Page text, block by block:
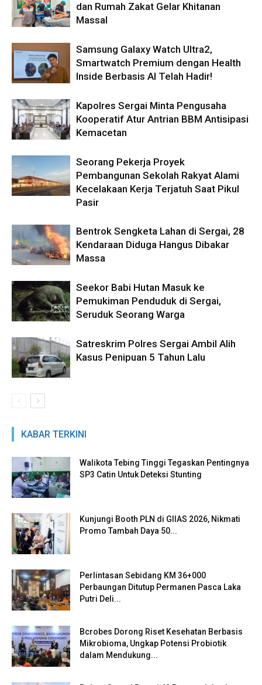
dan Rumah Zakat Gelar Khitanan
Massal
Samsung Galaxy Watch Ultra2,
Smartwatch Premium dengan Health
Inside Berbasis AI Telah Hadir!
Kapolres Sergai Minta Pengusaha
Kooperatif Atur Antrian BBM Antisipasi
Kemacetan
Seorang Pekerja Proyek
Pembangunan Sekolah Rakyat Alami
Kecelakaan Kerja Terjatuh Saat Pikul
Pasir
Bentrok Sengketa Lahan di Sergai, 28
Kendaraan Diduga Hangus Dibakar
Massa
Seekor Babi Hutan Masuk ke
Pemukiman Penduduk di Sergai,
Seruduk Seorang Warga
Satreskrim Polres Sergai Ambil Alih
Kasus Penipuan 5 Tahun Lalu
KABAR TERKINI
Walikota Tebing Tinggi Tegaskan Pentingnya
SP3 Catin Untuk Deteksi Stunting
Kunjungi Booth PLN di GIIAS 2026, Nikmati
Promo Tambah Daya 50...
Perlintasan Sebidang KM 36+000
Perbaungan Ditutup Permanen Pasca Laka
Putri Deli...
Bcrobes Dorong Riset Kesehatan Berbasis
Mikrobioma, Ungkap Potensi Probiotik
dalam Mendukung...